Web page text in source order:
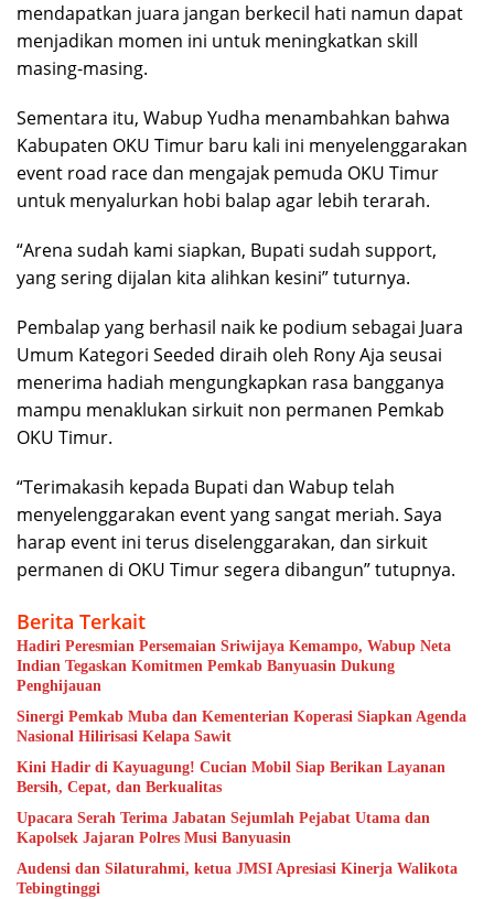
mendapatkan juara jangan berkecil hati namun dapat
menjadikan momen ini untuk meningkatkan skill
masing-masing.
Sementara itu, Wabup Yudha menambahkan bahwa
Kabupaten OKU Timur baru kali ini menyelenggarakan
event road race dan mengajak pemuda OKU Timur
untuk menyalurkan hobi balap agar lebih terarah.
“Arena sudah kami siapkan, Bupati sudah support,
yang sering dijalan kita alihkan kesini” tuturnya.
Pembalap yang berhasil naik ke podium sebagai Juara
Umum Kategori Seeded diraih oleh Rony Aja seusai
menerima hadiah mengungkapkan rasa bangganya
mampu menaklukan sirkuit non permanen Pemkab
OKU Timur.
“Terimakasih kepada Bupati dan Wabup telah
menyelenggarakan event yang sangat meriah. Saya
harap event ini terus diselenggarakan, dan sirkuit
permanen di OKU Timur segera dibangun” tutupnya.
Berita Terkait
Hadiri Peresmian Persemaian Sriwijaya Kemampo, Wabup Neta
Indian Tegaskan Komitmen Pemkab Banyuasin Dukung
Penghijauan
Sinergi Pemkab Muba dan Kementerian Koperasi Siapkan Agenda
Nasional Hilirisasi Kelapa Sawit
Kini Hadir di Kayuagung! Cucian Mobil Siap Berikan Layanan
Bersih, Cepat, dan Berkualitas
Upacara Serah Terima Jabatan Sejumlah Pejabat Utama dan
Kapolsek Jajaran Polres Musi Banyuasin
Audensi dan Silaturahmi, ketua JMSI Apresiasi Kinerja Walikota
Tebingtinggi